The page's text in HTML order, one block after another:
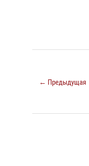
← Предыдущая